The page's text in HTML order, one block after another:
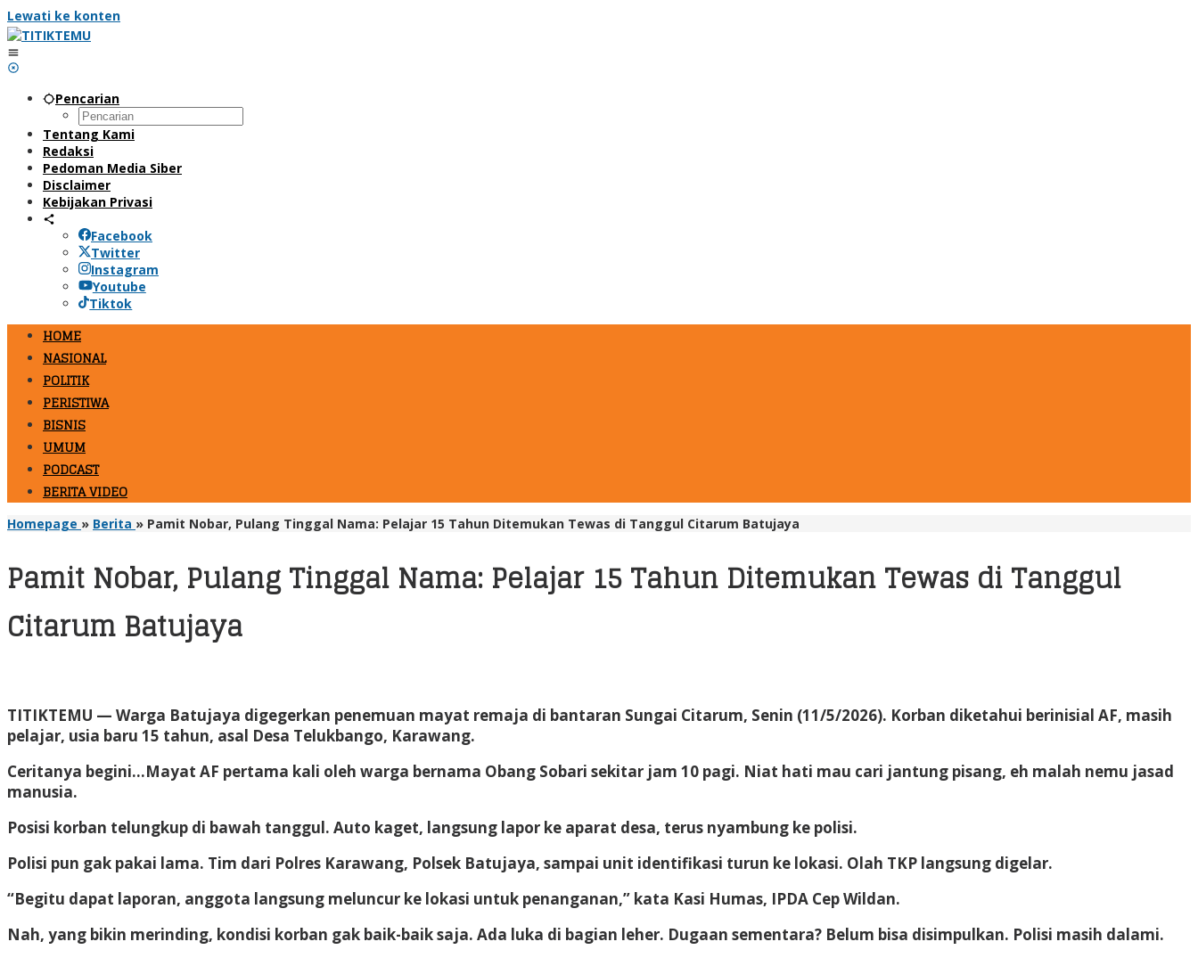
Lewati ke konten
Pencarian
Tentang Kami
Redaksi
Pedoman Media Siber
Disclaimer
Kebijakan Privasi
Facebook
Twitter
Instagram
Youtube
Tiktok
HOME
NASIONAL
POLITIK
PERISTIWA
BISNIS
UMUM
PODCAST
BERITA VIDEO
Homepage » Berita » Pamit Nobar, Pulang Tinggal Nama: Pelajar 15 Tahun Ditemukan Tewas di Tanggul Citarum Batujaya
Pamit Nobar, Pulang Tinggal Nama: Pelajar 15 Tahun Ditemukan Tewas di Tanggul
Citarum Batujaya
TITIKTEMU — Warga Batujaya digegerkan penemuan mayat remaja di bantaran Sungai Citarum, Senin (11/5/2026). Korban diketahui berinisial AF, masih
pelajar, usia baru 15 tahun, asal Desa Telukbango, Karawang.
Ceritanya begini…Mayat AF pertama kali oleh warga bernama Obang Sobari sekitar jam 10 pagi. Niat hati mau cari jantung pisang, eh malah nemu jasad
manusia.
Posisi korban telungkup di bawah tanggul. Auto kaget, langsung lapor ke aparat desa, terus nyambung ke polisi.
Polisi pun gak pakai lama. Tim dari Polres Karawang, Polsek Batujaya, sampai unit identifikasi turun ke lokasi. Olah TKP langsung digelar.
“Begitu dapat laporan, anggota langsung meluncur ke lokasi untuk penanganan,” kata Kasi Humas, IPDA Cep Wildan.
Nah, yang bikin merinding, kondisi korban gak baik-baik saja. Ada luka di bagian leher. Dugaan sementara? Belum bisa disimpulkan. Polisi masih dalami.